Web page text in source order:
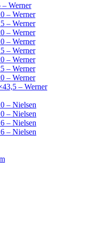
– Werner
– Werner
– Werner
– Werner
– Werner
– Werner
– Werner
– Werner
– Werner
– Werner
– Nielsen
– Nielsen
– Nielsen
– Nielsen